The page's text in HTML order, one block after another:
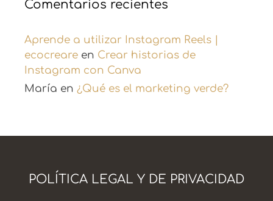
Comentarios recientes
Aprende a utilizar Instagram Reels |
ecocreare en Crear historias de
Instagram con Canva
María en ¿Qué es el marketing verde?
POLÍTICA LEGAL Y DE PRIVACIDAD